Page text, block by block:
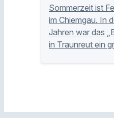
Sommerzeit ist
im Chiemgau. In
Jahren war das
in Traunreut ein